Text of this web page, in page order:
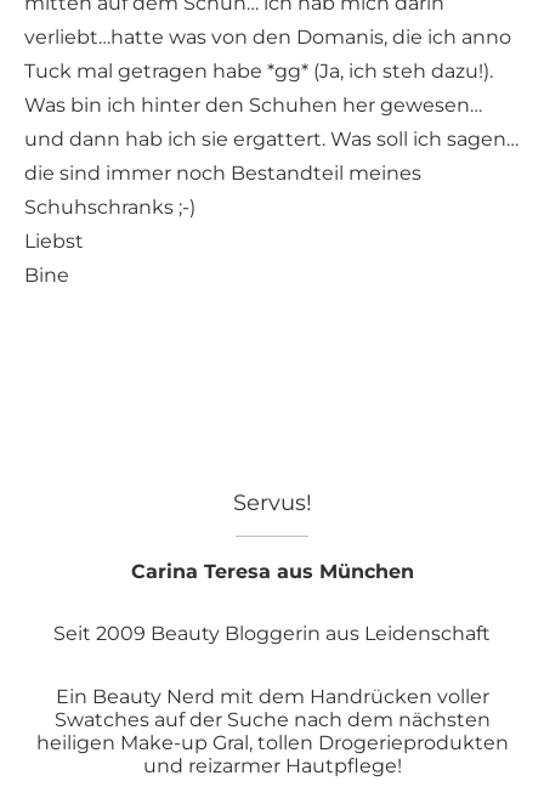
verliebt…hatte was von den Domanis, die ich anno
Tuck mal getragen habe *gg* (Ja, ich steh dazu!).
Was bin ich hinter den Schuhen her gewesen…
und dann hab ich sie ergattert. Was soll ich sagen…
die sind immer noch Bestandteil meines
Schuhschranks ;-)
Liebst
Bine
Servus!
Carina Teresa aus München
Seit 2009 Beauty Bloggerin aus Leidenschaft
Ein Beauty Nerd mit dem Handrücken voller
Swatches auf der Suche nach dem nächsten
heiligen Make-up Gral, tollen Drogerieprodukten
und reizarmer Hautpflege!